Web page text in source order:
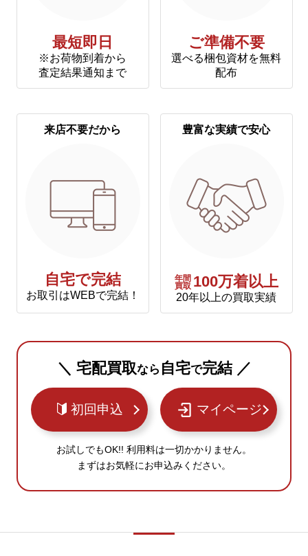
最短即日
※お荷物到着から
査定結果通知まで
ご準備不要
選べる梱包資材を無料
配布
来店不要だから
自宅で完結
お取引はWEBで完結！
豊富な実績で安心
年間
買取 100万着以上
20年以上の買取実績
＼ 宅配買取なら 自宅で完結 ／
初回申込 マイページ
お試しでもOK!! 利用料は一切かかりません。
まずはお気軽にお申込みください。